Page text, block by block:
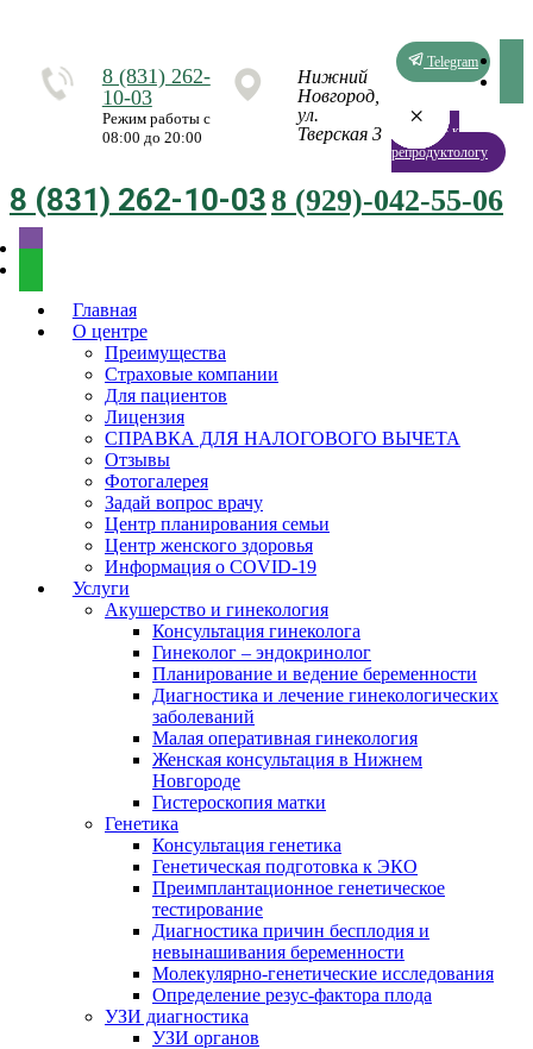
8 (831) 262-
10-03
Режим работы с
08:00 до 20:00
Нижний
Новгород,
ул.
Тверская 3
Telegram
Запись к
репродуктологу
8 (831) 262-10-038 (929)-042-55-06
Главная
О центре
Преимущества
Страховые компании
Для пациентов
Лицензия
СПРАВКА ДЛЯ НАЛОГОВОГО ВЫЧЕТА
Отзывы
Фотогалерея
Задай вопрос врачу
Центр планирования семьи
Центр женского здоровья
Информация о COVID-19
Услуги
Акушерство и гинекология
Консультация гинеколога
Гинеколог – эндокринолог
Планирование и ведение беременности
Диагностика и лечение гинекологических
заболеваний
Малая оперативная гинекология
Женская консультация в Нижнем
Новгороде
Гистероскопия матки
Генетика
Консультация генетика
Генетическая подготовка к ЭКО
Преимплантационное генетическое
тестирование
Диагностика причин бесплодия и
невынашивания беременности
Молекулярно-генетические исследования
Определение резус-фактора плода
УЗИ диагностика
УЗИ органов
×
×
×
×
×
×
×
×